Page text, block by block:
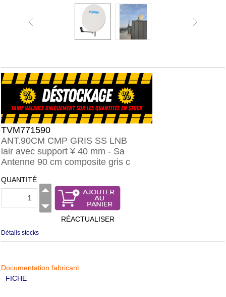
TVM771590
ANT.90CM CMP GRIS SS LNB
lair avec support ¥ 40 mm - Sa
Antenne 90 cm composite gris c
QUANTITÉ
RÉACTUALISER
Détails stocks
Documentation fabricant
FICHE